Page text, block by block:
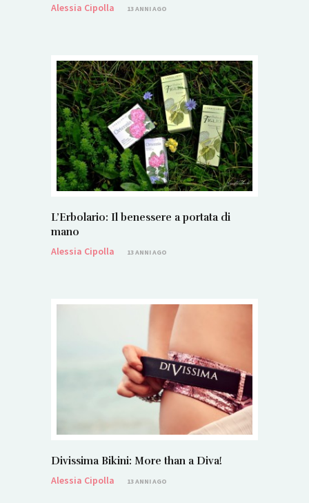
Alessia Cipolla
13 ANNI AGO
L’Erbolario: Il benessere a portata di
mano
Alessia Cipolla
13 ANNI AGO
Divissima Bikini: More than a Diva!
Alessia Cipolla
13 ANNI AGO